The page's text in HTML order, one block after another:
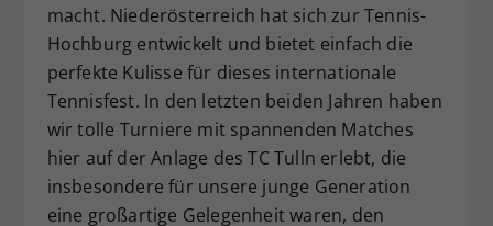
macht. Niederösterreich hat sich zur Tennis-
Hochburg entwickelt und bietet einfach die
perfekte Kulisse für dieses internationale
Tennisfest. In den letzten beiden Jahren haben
wir tolle Turniere mit spannenden Matches
hier auf der Anlage des TC Tulln erlebt, die
insbesondere für unsere junge Generation
eine großartige Gelegenheit waren, den